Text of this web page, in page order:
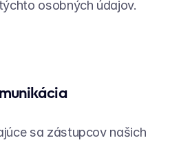
osobných údajov.
sa zástupcov našich